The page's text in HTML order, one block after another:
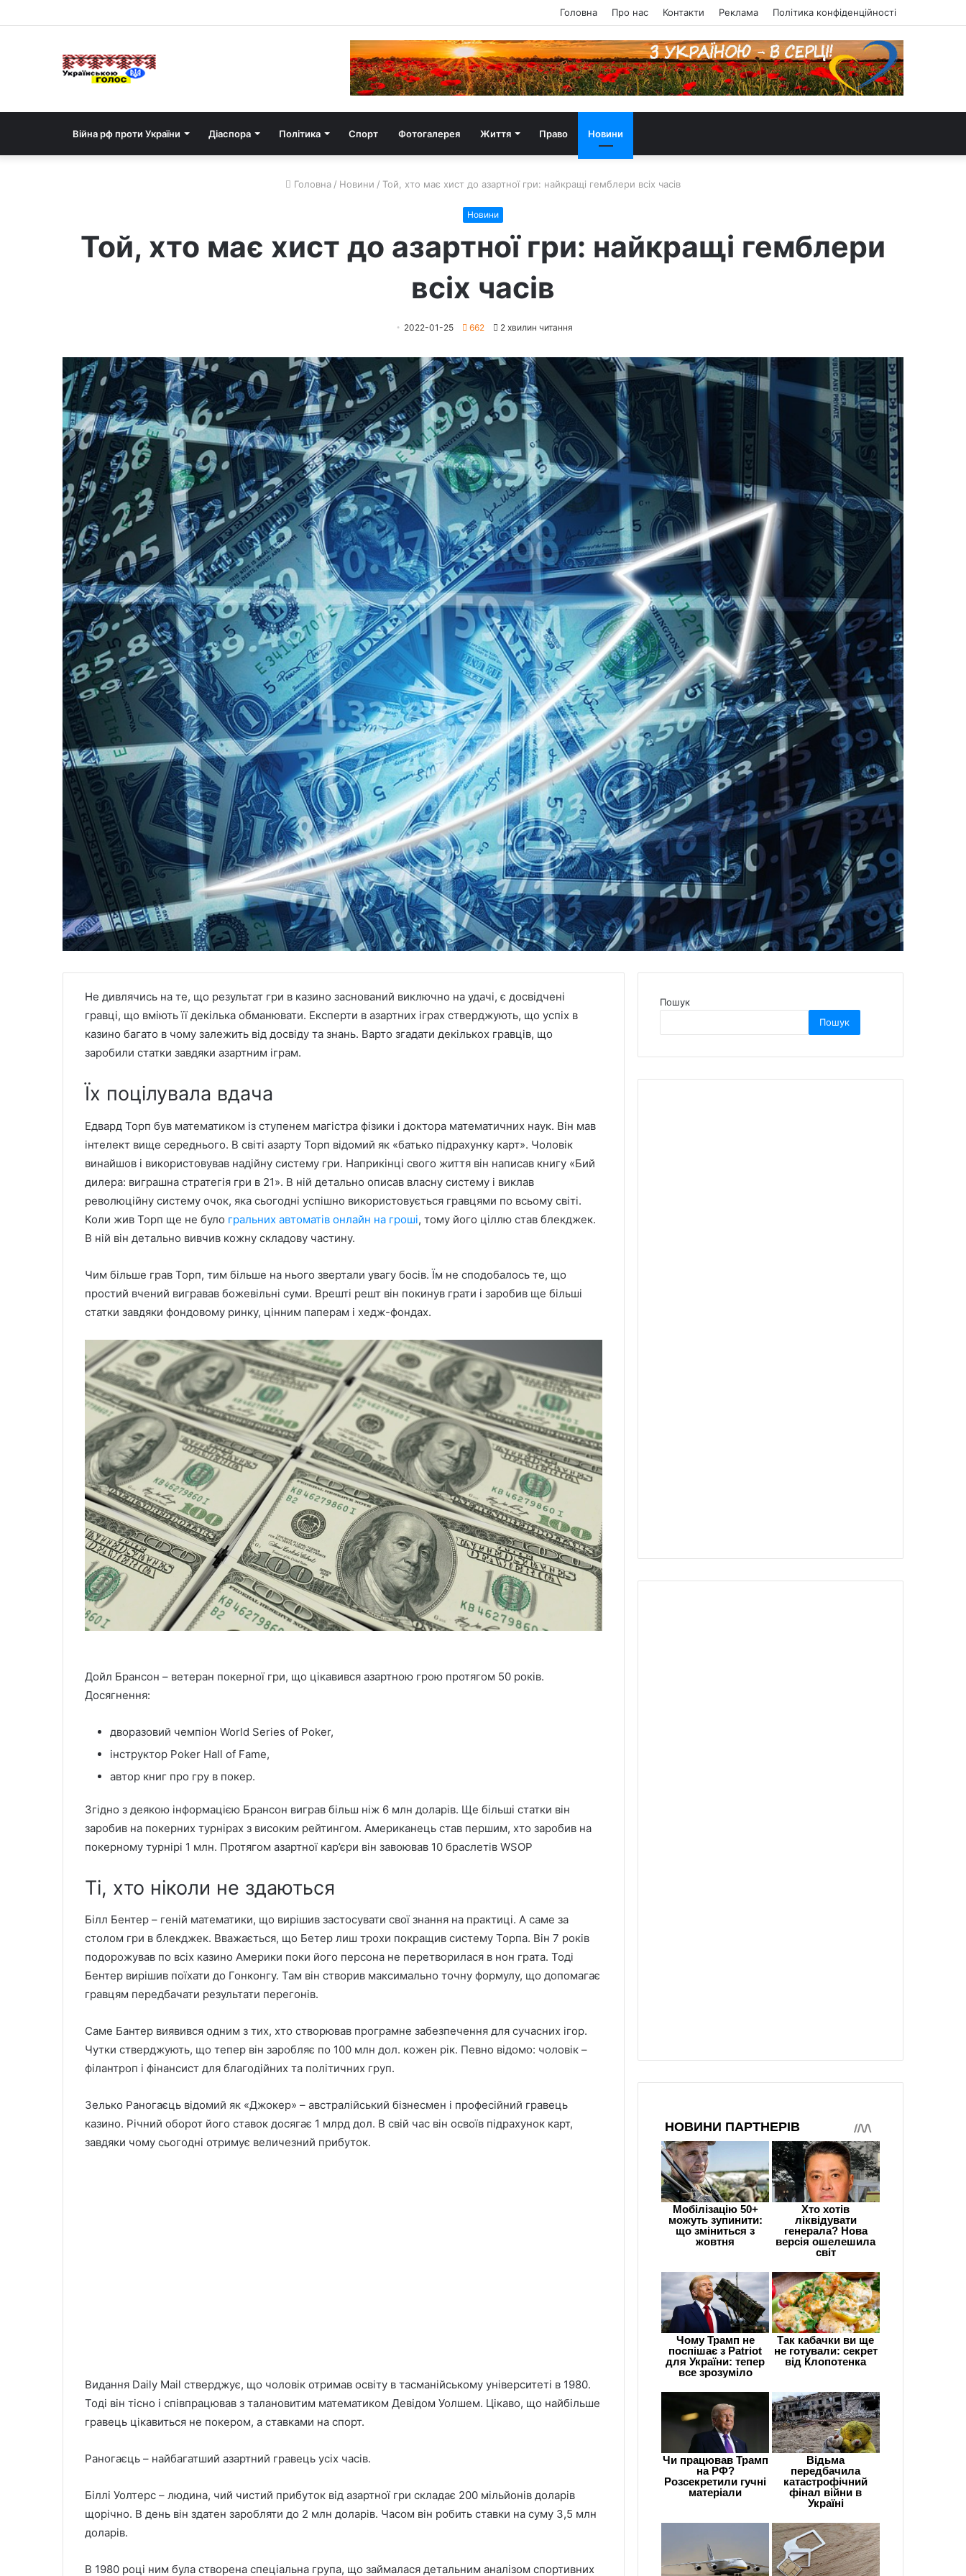
Головна Про нас Контакти Реклама Політика конфіденційності
Війна рф проти України Діаспора Політика Спорт Фотогалерея Життя Право Новини
Головна / Новини / Той, хто має хист до азартної гри: найкращі гемблери всіх часів
Новини
Той, хто має хист до азартної гри: найкращі гемблери
всіх часів
2022-01-25 662 2 хвилин читання
Не дивлячись на те, що результат гри в казино заснований виключно на удачі, є досвідчені
гравці, що вміють її декілька обманювати. Експерти в азартних іграх стверджують, що успіх в
казино багато в чому залежить від досвіду та знань. Варто згадати декількох гравців, що
заробили статки завдяки азартним іграм.
Їх поцілувала вдача
Едвард Торп був математиком із ступенем магістра фізики і доктора математичних наук. Він мав
інтелект вище середнього. В світі азарту Торп відомий як «батько підрахунку карт». Чоловік
винайшов і використовував надійну систему гри. Наприкінці свого життя він написав книгу «Бий
дилера: виграшна стратегія гри в 21». В ній детально описав власну систему і виклав
революційну систему очок, яка сьогодні успішно використовується гравцями по всьому світі.
Коли жив Торп ще не було гральних автоматів онлайн на гроші, тому його ціллю став блекджек.
В ній він детально вивчив кожну складову частину.
Чим більше грав Торп, тим більше на нього звертали увагу босів. Їм не сподобалось те, що
простий вчений вигравав божевільні суми. Врешті решт він покинув грати і заробив ще більші
статки завдяки фондовому ринку, цінним паперам і хедж-фондах.
Дойл Брансон – ветеран покерної гри, що цікавився азартною грою протягом 50 років.
Досягнення:
дворазовий чемпіон World Series of Poker,
інструктор Poker Hall of Fame,
автор книг про гру в покер.
Згідно з деякою інформацією Брансон виграв більш ніж 6 млн доларів. Ще більші статки він
заробив на покерних турнірах з високим рейтингом. Американець став першим, хто заробив на
покерному турнірі 1 млн. Протягом азартної кар’єри він завоював 10 браслетів WSOP
Ті, хто ніколи не здаються
Білл Бентер – геній математики, що вирішив застосувати свої знання на практиці. А саме за
столом гри в блекджек. Вважається, що Бетер лиш трохи покращив систему Торпа. Він 7 років
подорожував по всіх казино Америки поки його персона не перетворилася в нон грата. Тоді
Бентер вирішив поїхати до Гонконгу. Там він створив максимально точну формулу, що допомагає
гравцям передбачати результати перегонів.
Саме Бантер виявився одним з тих, хто створював програмне забезпечення для сучасних ігор.
Чутки стверджують, що тепер він заробляє по 100 млн дол. кожен рік. Певно відомо: чоловік –
філантроп і фінансист для благодійних та політичних груп.
Зелько Раногаєць відомий як «Джокер» – австралійський бізнесмен і професійний гравець
казино. Річний оборот його ставок досягає 1 млрд дол. В свій час він освоїв підрахунок карт,
завдяки чому сьогодні отримує величезний прибуток.
Видання Daily Mail стверджує, що чоловік отримав освіту в тасманійському університеті в 1980.
Тоді він тісно і співпрацював з талановитим математиком Девідом Уолшем. Цікаво, що найбільше
гравець цікавиться не покером, а ставками на спорт.
Раногаєць – найбагатший азартний гравець усіх часів.
Біллі Уолтерс – людина, чий чистий прибуток від азартної гри складає 200 мільйонів доларів
щорічно. В день він здатен заробляти до 2 млн доларів. Часом він робить ставки на суму 3,5 млн
доларів.
В 1980 році ним була створена спеціальна група, що займалася детальним аналізом спортивних
Пошук
Пошук